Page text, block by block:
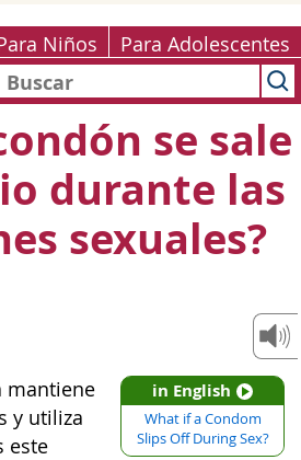
Niños Para Adolescentes
se sale
durante las
sexuales?
in English
What if a Condom
Slips Off During Sex?
mantiene
y utiliza
este